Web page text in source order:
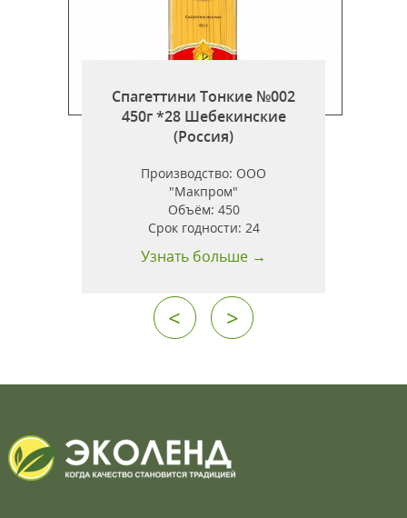
Спагеттини Тонкие №002
450г *28 Шебекинские
(Россия)
Производство: ООО
"Макпром"
Объём: 450
Срок годности: 24
Узнать больше →
< >